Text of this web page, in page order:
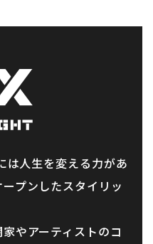
は⼈⽣を変える⼒があ
プンしたスタイリッ
やアーティストのコ